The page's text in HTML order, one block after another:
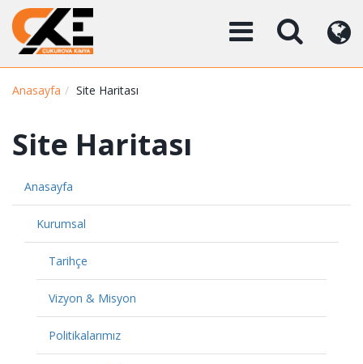
Anasayfa Site Haritası
Site Haritası
Anasayfa
Kurumsal
Tarihçe
Vizyon & Misyon
Politikalarımız